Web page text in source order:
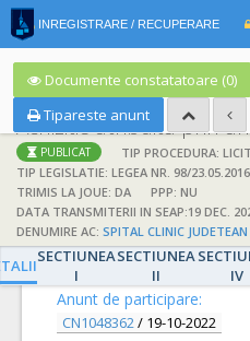
INREGISTRARE / RECUPERARE
Documente constatatoare (0)
Tipareste anunt
PUBLICAT
TIP PROCEDURA:
TIP LEGISLATIE: LEGEA NR. 98/23.05.2016
TRIMIS LA JOUE: DA
PPP: NU
DATA TRANSMITERII IN SEAP:19 DEC.
DENUMIRE AC: SPITAL CLINIC
SECTIUNEA
I
SECTIUNEA
II
IV
DETALII
Anunt de participare:
CN1048362/ 19-10-2022